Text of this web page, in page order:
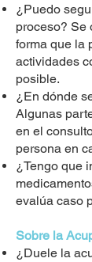
¿Puedo
proceso? Se
forma que la
actividades
posible.
¿En dónde
Algunas
en el
persona en
¿Tengo que
evalúa caso
Sobre la
¿Duele la